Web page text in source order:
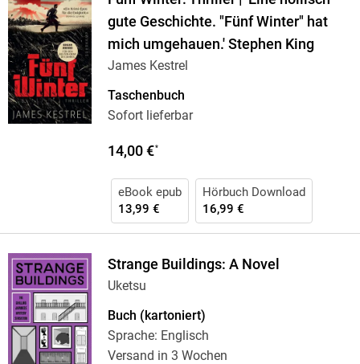
gute Geschichte. "Fünf Winter" hat
mich umgehauen.' Stephen King
James Kestrel
Taschenbuch
Sofort lieferbar
14,00 €*
eBook epub
13,99 €
Hörbuch Download
16,99 €
Strange Buildings: A Novel
Uketsu
Buch (kartoniert)
Sprache: Englisch
Versand in 3 Wochen